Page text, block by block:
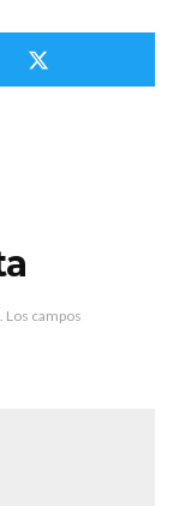
Los campos